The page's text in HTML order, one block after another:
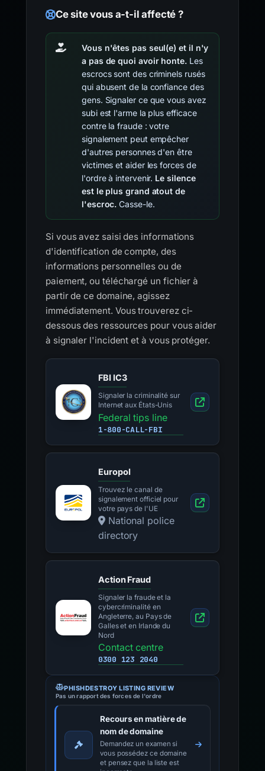
Ce site vous a-t-il affecté ?
Vous n'êtes pas seul(e) et il n'y
a pas de quoi avoir honte.Les
escrocs sont des criminels rusés
qui abusent de la confiance des
gens. Signaler ce que vous avez
subi est l'arme la plus efficace
contre la fraude : votre
signalement peut empêcher
d'autres personnes d'en être
victimes et aider les forces de
l'ordre à intervenir. Le silence
est le plus grand atout de
l'escroc. Casse-le.
Si vous avez saisi des informations
d'identification de compte, des
informations personnelles ou de
paiement, ou téléchargé un fichier à
partir de ce domaine, agissez
immédiatement. Vous trouverez ci-
dessous des ressources pour vous aider
à signaler l'incident et à vous protéger.
FBI IC3
Signaler la criminalité sur
Internet aux États-Unis
Federal tips line
1-800-CALL-FBI
Europol
Trouvez le canal de
signalement officiel pour
votre pays de l'UE
National police
directory
Action Fraud
Signaler la fraude et la
cybercriminalité en
Angleterre, au Pays de
Galles et en Irlande du
Nord
Contact centre
0300 123 2040
PHISHDESTROY LISTING REVIEW
Pas un rapport des forces de l'ordre
Recours en matière de
nom de domaine
Demandez un examen si
vous possédez ce domaine
et pensez que la liste est